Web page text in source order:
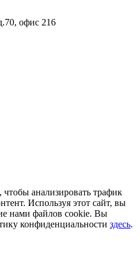
офис 216
анализировать трафик
Используя этот сайт, вы
нами файлов cookie. Вы
конфиденциальности здесь.